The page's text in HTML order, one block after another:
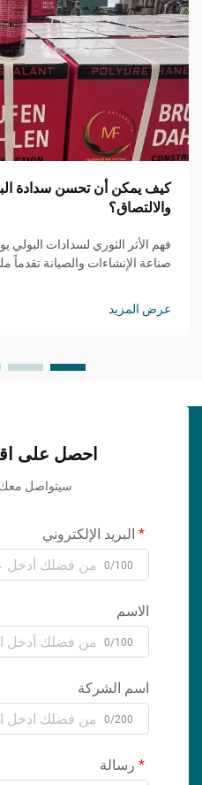
كيف يمكن أن تحسن سدادة
والالتصاق؟
فهم الأثر الثوري لسدادات البولي
صناعة الإنشاءات والصيانة تقدماً
عرض المزيد
احصل على
سيتواصل معك
البريد الإلكتروني
0/100
الاسم
0/100
اسم الشركة
0/200
رسالة